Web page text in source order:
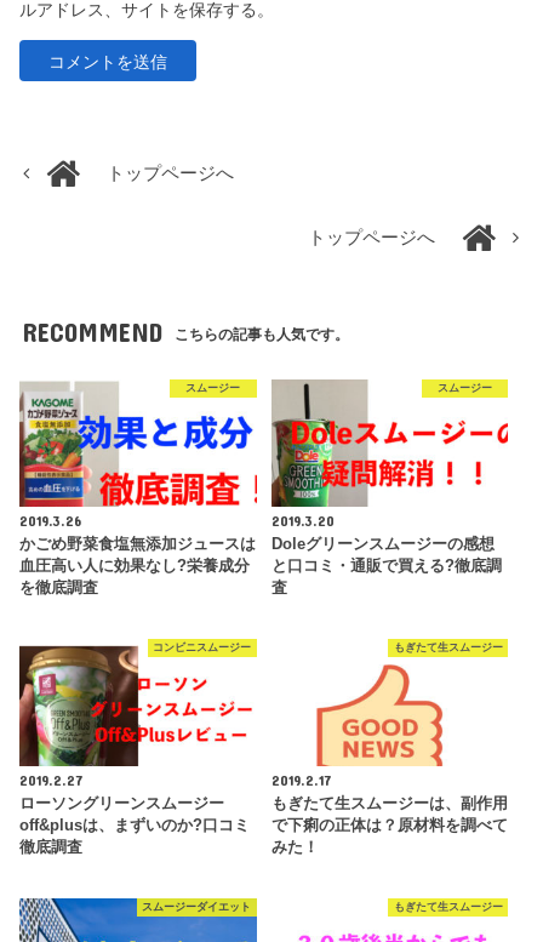
ルアドレス、サイトを保存する。
トップページへ
トップページへ
RECOMMEND こちらの記事も人気です。
スムージー
2019.3.26
かごめ野菜食塩無添加ジュースは
血圧高い人に効果なし?栄養成分
を徹底調査
スムージー
2019.3.20
Doleグリーンスムージーの感想
と口コミ・通販で買える?徹底調
査
コンビニスムージー
2019.2.27
ローソングリーンスムージー
off&plusは、まずいのか?口コミ
徹底調査
もぎたて生スムージー
2019.2.17
もぎたて生スムージーは、副作用
で下痢の正体は？原材料を調べて
みた！
スムージーダイエット もぎたて生スムージー